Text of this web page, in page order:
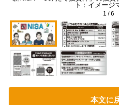
ト：イメージ
1 /6
本文に